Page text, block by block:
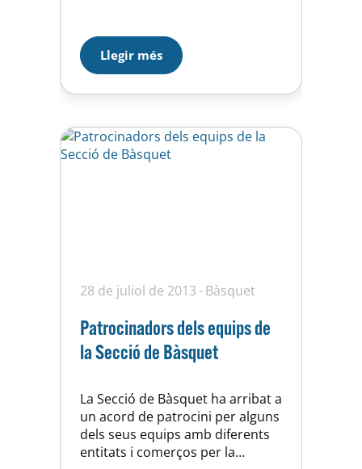
reconeixements a entitats i
persones diverses del Bàsquet
Català corresponents a la
temporada 2014-2015. Les
equip femení van ser-hi
presents…
Llegir més
28 de juliol de 2013 Bàsquet
Patrocinadors dels equips de
la Secció de Bàsquet
La Secció de Bàsquet ha arribat a
un acord de patrocini per alguns
dels seus equips amb diferents
entitats i comerços per la